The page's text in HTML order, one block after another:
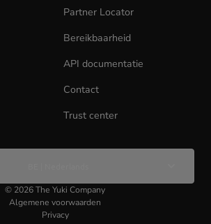
Partner Locator
Bereikbaarheid
API documentatie
Contact
Trust center
© 2026The Yuki Company
Algemene voorwaarden
Privacy